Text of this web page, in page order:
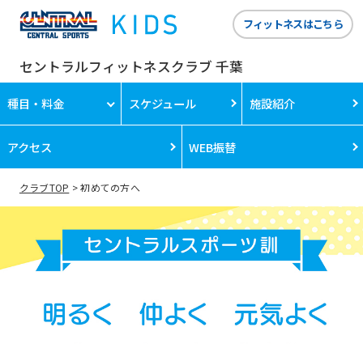
セントラルフィットネスクラブ 千葉
フィットネスはこちら
種目・料金 スケジュール 施設紹介
アクセス WEB振替
クラブTOP 初めての方へ